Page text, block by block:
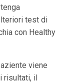
test di
con Healthy
viene
risultati, il